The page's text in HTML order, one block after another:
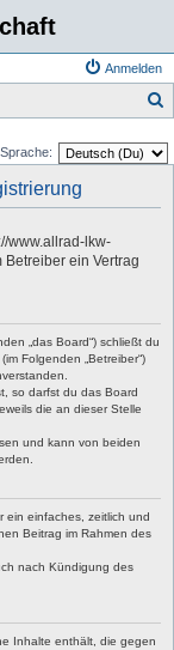
Anmelden
Sprache:
www.allrad-lkw-
ein Vertrag
„das Board“) schließt du
Folgenden „Betreiber“)
so darfst du das Board
die an dieser Stelle
und kann von beiden
ein einfaches, zeitlich und
Beitrag im Rahmen des
nach Kündigung des
Inhalte enthält, die gegen